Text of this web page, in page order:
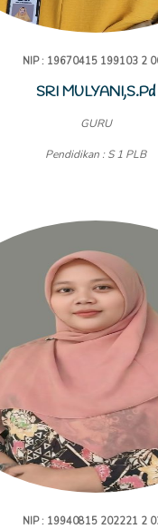
NIP : 19670415 199103 2
SRI MULYANI,S.Pd
GURU
Pendidikan : S 1 PLB
NIP : 19940815 202221 2